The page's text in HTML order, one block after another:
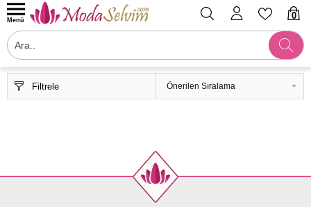
0
Menü
Filtrele